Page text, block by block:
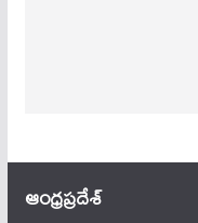
ఆంధ్ర‌ప్ర‌దేశ్